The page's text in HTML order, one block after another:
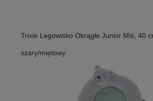
Trixie Legowisko Okrągłe Junior Miś, 40
szary/miętowy